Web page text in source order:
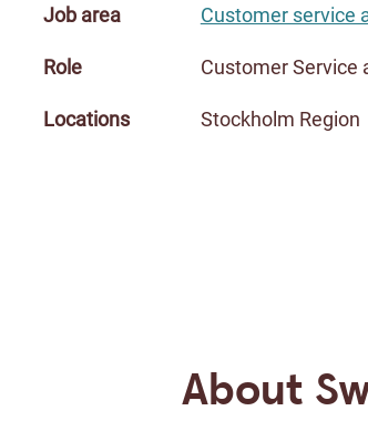
Job area Customer service
Role Customer Service
Locations Stockholm Region
About